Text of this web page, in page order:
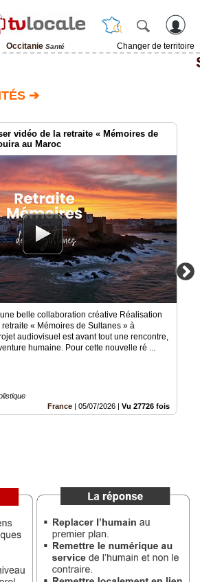
Occitanie Santé
Changer de territoire
➔
vidéo de la retraite « Mémoires de
au Maroc
belle collaboration créative Réalisation
« Mémoires de Sultanes » à
audiovisuel est avant tout une rencontre,
humaine. Pour cette nouvelle ré ...
France
05/07/2026 Vu 27726 fois